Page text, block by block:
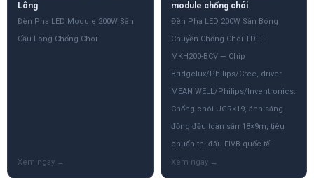
Lông
Đèn Pha LED Module 200W Sân
Cầu Lông Chống Chói
module chống chói
Đèn Pha LED 200W Sân Bóng
Chuyền Chống Chói TDLF-
MKH200-BCV — Chip
Bridgelux/Philips/Cree, driver
MEAN WELL/Philips/Inventronics.
Chống chói UGR<19, ánh sáng
đồng đều toàn sân 18×9m, tiêu
chuẩn thi đấu FIVB quốc tế